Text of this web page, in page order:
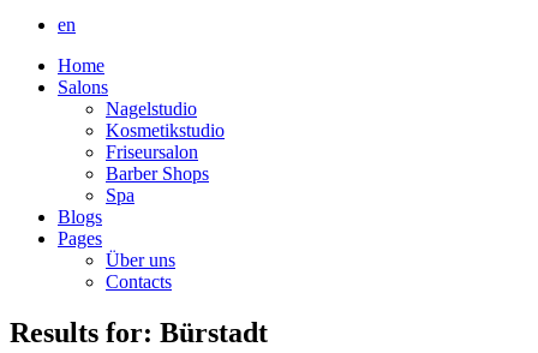
en
Home
Salons
Nagelstudio
Kosmetikstudio
Friseursalon
Barber Shops
Spa
Blogs
Pages
Über uns
Contacts
Results for: Bürstadt